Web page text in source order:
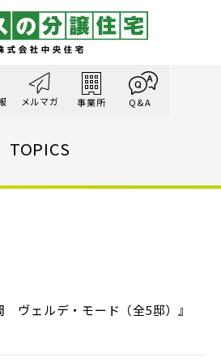
メルマガ 事業所 Q&A
TOPICS
ヴェルデ・モード（全5邸）』